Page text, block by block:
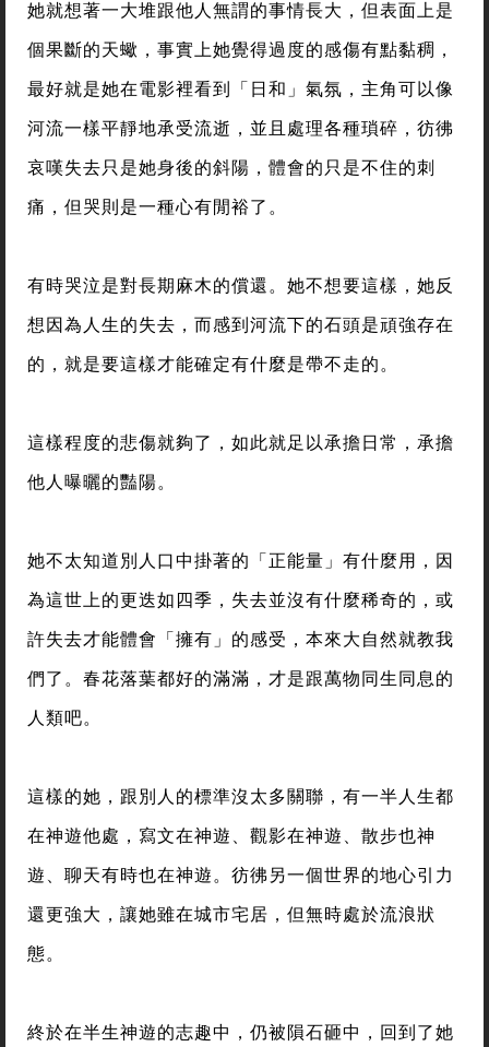
她就想著一大堆跟他人無謂的事情長大，但表面上是
個果斷的天蠍，事實上她覺得過度的感傷有點黏稠，
最好就是她在電影裡看到「日和」氣氛，主角可以像
河流一樣平靜地承受流逝，並且處理各種瑣碎，彷彿
哀嘆失去只是她身後的斜陽，體會的只是不住的刺
痛，但哭則是一種心有閒裕了。
有時哭泣是對長期麻木的償還。她不想要這樣，她反
想因為人生的失去，而感到河流下的石頭是頑強存在
的，就是要這樣才能確定有什麼是帶不走的。
這樣程度的悲傷就夠了，如此就足以承擔日常，承擔
他人曝曬的豔陽。
她不太知道別人口中掛著的「正能量」有什麼用，因
為這世上的更迭如四季，失去並沒有什麼稀奇的，或
許失去才能體會「擁有」的感受，本來大自然就教我
們了。春花落葉都好的滿滿，才是跟萬物同生同息的
人類吧。
這樣的她，跟別人的標準沒太多關聯，有一半人生都
在神遊他處，寫文在神遊、觀影在神遊、散步也神
遊、聊天有時也在神遊。彷彿另一個世界的地心引力
還更強大，讓她雖在城市宅居，但無時處於流浪狀
態。
終於在半生神遊的志趣中，仍被隕石砸中，回到了她